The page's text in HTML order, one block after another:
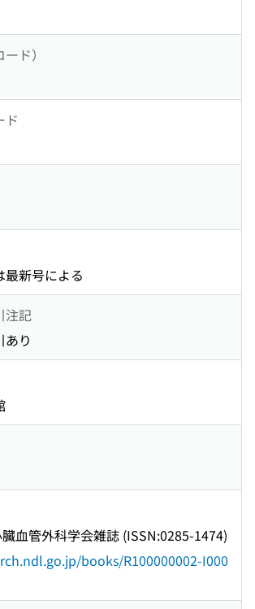
ド）
ド
新号による
注記
あり
血管外科学会雑誌 (ISSN:0285-1474)
books/R100000002-I000